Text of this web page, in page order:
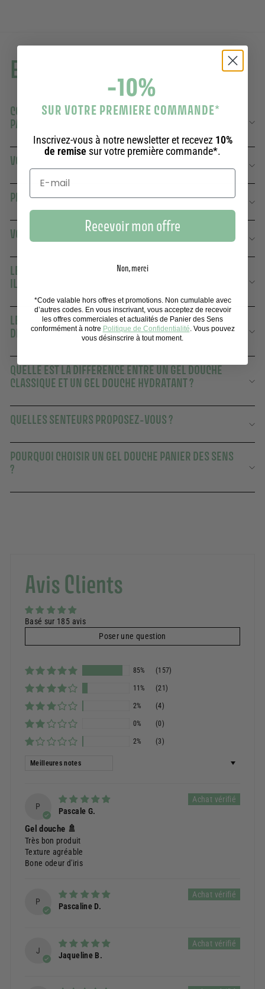
En savoir plus
COMBIEN DE TEMPS DURE UN TUBE DE GEL DOUCHE
PANIER DES SENS ?
VOS TUBES DE GELS DOUCHE SONT-ILS ÉCOLOGIQUES ?
PEUT-ON UTILISER VOS GELS DOUCHE AU QUOTIDIEN ?
VOS GELS DOUCHE SONT-ILS VEGAN ?
LES GELS DOUCHE PANIER DES SENS CONVIENNENT-
ILS AUX PEAUX SÈCHES ?
LE RITUEL DE LA DOUCHE : UN MOMENT SENSORIEL ET
DE DÉTENTE IMPORTANT
QUELLE EST LA DIFFÉRENCE ENTRE UN GEL DOUCHE
CLASSIQUE ET UN GEL DOUCHE HYDRATANT ?
QUELLES SENTEURS PROPOSEZ-VOUS ?
POURQUOI CHOISIR UN GEL DOUCHE PANIER DES SENS
?
Avis Clients
Basé sur 185 avis
Poser une question
85% (157)
11% (21)
2% (4)
0% (0)
2% (3)
Sort by
P
Pascale G.
Gel douche 🚿
Très bon produit
Texture agréable
Bone odeur d'iris
P
Pascaline D.
J
Jaqueline B.
-10%
SUR VOTRE PREMIERE COMMANDE*
Inscrivez-vous à notre newsletter et recevez 10%
de remise sur votre première commande*.
Recevoir mon offre
Non, merci
*Code valable hors offres et promotions. Non cumulable avec
d’autres codes. En vous inscrivant, vous acceptez de recevoir
les offres commerciales et actualités de Panier des Sens
conformément à notre Politique de Confidentialité . Vous pouvez
vous désinscrire à tout moment.